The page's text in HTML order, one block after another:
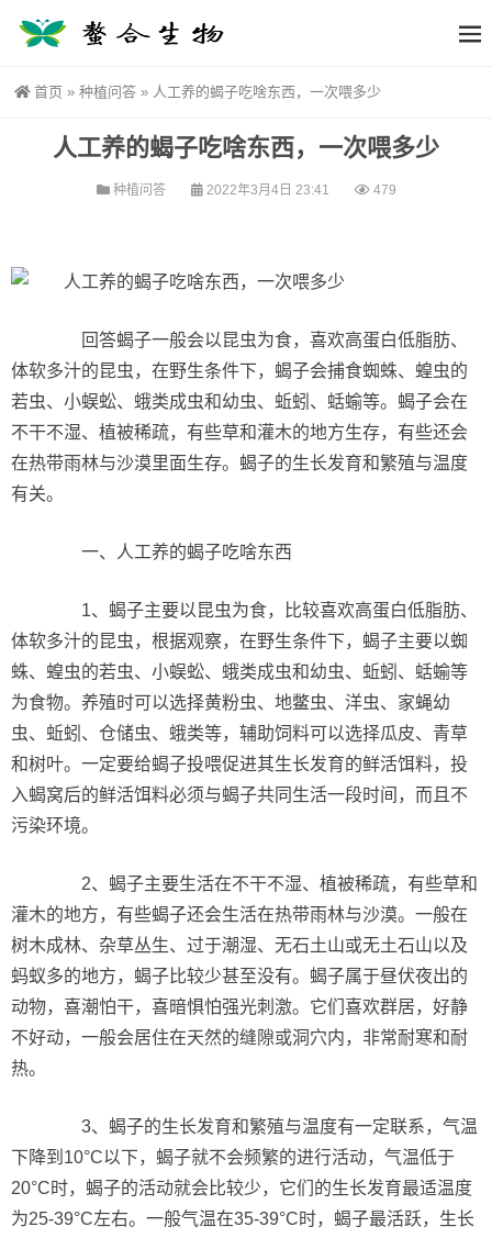
首页 » 种植问答 » 人工养的蝎子吃啥东西，一次喂多少
人工养的蝎子吃啥东西，一次喂多少
种植问答 2022年3月4日 23:41 479
回答蝎子一般会以昆虫为食，喜欢高蛋白低脂肪、
体软多汁的昆虫，在野生条件下，蝎子会捕食蜘蛛、蝗虫的
若虫、小蜈蚣、蛾类成虫和幼虫、蚯蚓、蛞蝓等。蝎子会在
不干不湿、植被稀疏，有些草和灌木的地方生存，有些还会
在热带雨林与沙漠里面生存。蝎子的生长发育和繁殖与温度
有关。
一、人工养的蝎子吃啥东西
1、蝎子主要以昆虫为食，比较喜欢高蛋白低脂肪、
体软多汁的昆虫，根据观察，在野生条件下，蝎子主要以蜘
蛛、蝗虫的若虫、小蜈蚣、蛾类成虫和幼虫、蚯蚓、蛞蝓等
为食物。养殖时可以选择黄粉虫、地鳖虫、洋虫、家蝇幼
虫、蚯蚓、仓储虫、蛾类等，辅助饲料可以选择瓜皮、青草
和树叶。一定要给蝎子投喂促进其生长发育的鲜活饵料，投
入蝎窝后的鲜活饵料必须与蝎子共同生活一段时间，而且不
污染环境。
2、蝎子主要生活在不干不湿、植被稀疏，有些草和
灌木的地方，有些蝎子还会生活在热带雨林与沙漠。一般在
树木成林、杂草丛生、过于潮湿、无石土山或无土石山以及
蚂蚁多的地方，蝎子比较少甚至没有。蝎子属于昼伏夜出的
动物，喜潮怕干，喜暗惧怕强光刺激。它们喜欢群居，好静
不好动，一般会居住在天然的缝隙或洞穴内，非常耐寒和耐
热。
3、蝎子的生长发育和繁殖与温度有一定联系，气温
下降到10°C以下，蝎子就不会频繁的进行活动，气温低于
20°C时，蝎子的活动就会比较少，它们的生长发育最适温度
为25-39°C左右。一般气温在35-39°C时，蝎子最活跃，生长